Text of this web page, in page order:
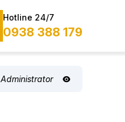
Hotline 24/7
0938 388 179
Administrator